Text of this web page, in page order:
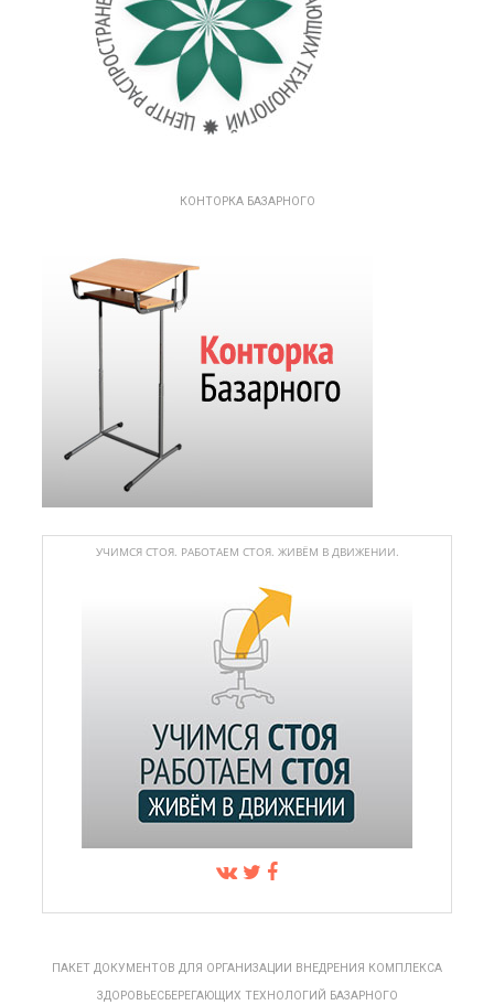
КОНТОРКА БАЗАРНОГО
УЧИМСЯ СТОЯ. РАБОТАЕМ СТОЯ. ЖИВЁМ В ДВИЖЕНИИ.
ПАКЕТ ДОКУМЕНТОВ ДЛЯ ОРГАНИЗАЦИИ ВНЕДРЕНИЯ КОМПЛЕКСА
ЗДОРОВЬЕСБЕРЕГАЮЩИХ ТЕХНОЛОГИЙ БАЗАРНОГО